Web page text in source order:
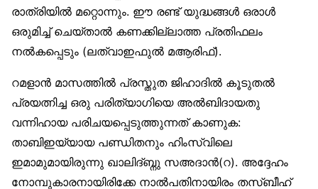
രാത്രിയില്‍ മറ്റൊന്നും. ഈ രണ്ട് യുദ്ധങ്ങള്‍ ഒരാള്‍
ഒരുമിച്ച് ചെയ്താല്‍ കണക്കില്ലാത്ത പ്രതിഫലം
നല്‍കപ്പെടും (ലത്വാഇഫുല്‍ മആരിഫ്).
റമളാന്‍ മാസത്തില്‍ പ്രസ്തുത ജിഹാദില്‍ കൂടുതല്‍
പ്രയത്നിച്ച ഒരു പരിത്യാഗിയെ അല്‍ബിദായതു
വന്നിഹായ പരിചയപ്പെടുത്തുന്നത് കാണുക:
താബിഇയ്യായ പണ്ഡിതനും ഹിംസ്വിലെ
ഇമാമുമായിരുന്നു ഖാലിദ്ബ്നു സഅദാന്‍(റ). അദ്ദേഹം
നോമ്പുകാരനായിരിക്കേ നാല്‍പതിനായിരം തസ്ബീഹ്